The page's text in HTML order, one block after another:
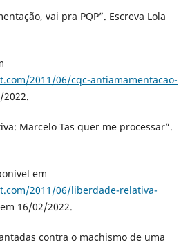
vai pra PQP”. Escreva Lola
2011/06/cqc-antiamamentacao-
2022.
Marcelo Tas quer me processar”.
em
2011/06/liberdade-relativa-
16/02/2022.
contra o machismo de uma